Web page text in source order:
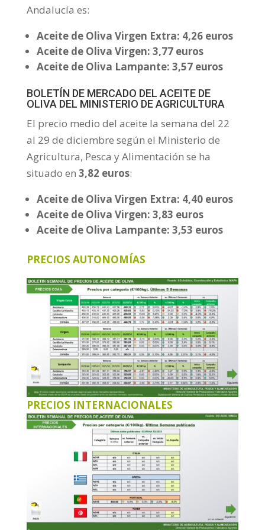
Andalucía es:
Aceite de Oliva Virgen Extra: 4,26 euros
Aceite de Oliva Virgen: 3,77 euros
Aceite de Oliva Lampante: 3,57 euros
BOLETÍN DE MERCADO DEL ACEITE DE
OLIVA DEL MINISTERIO DE AGRICULTURA
El precio medio del aceite la semana del 22
al 29 de diciembre según el Ministerio de
Agricultura, Pesca y Alimentación se ha
situado en 3,82 euros:
Aceite de Oliva Virgen Extra: 4,40 euros
Aceite de Oliva Virgen: 3,83 euros
Aceite de Oliva Lampante: 3,53 euros
PRECIOS AUTONOMÍAS
PRECIOS INTERNACIONALES